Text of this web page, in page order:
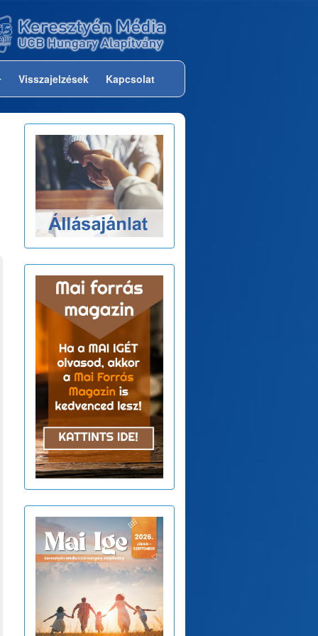
Visszajelzések Kapcsolat